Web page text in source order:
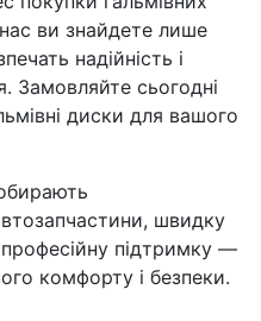
ви знайдете лише
надійність і
Замовляйте сьогодні
диски для вашого
швидку
підтримку —
комфорту і безпеки.